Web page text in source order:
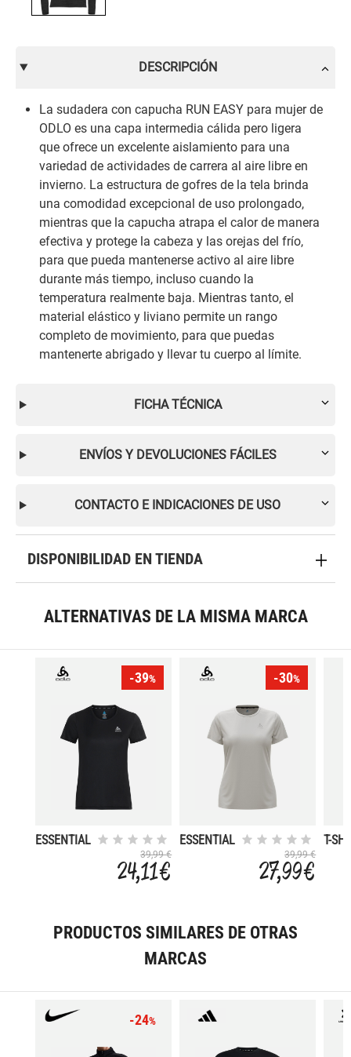
DESCRIPCIÓN
La sudadera con capucha RUN EASY para mujer de
ODLO es una capa intermedia cálida pero ligera
que ofrece un excelente aislamiento para una
variedad de actividades de carrera al aire libre en
invierno. La estructura de gofres de la tela brinda
una comodidad excepcional de uso prolongado,
mientras que la capucha atrapa el calor de manera
efectiva y protege la cabeza y las orejas del frío,
para que pueda mantenerse activo al aire libre
durante más tiempo, incluso cuando la
temperatura realmente baja. Mientras tanto, el
material elástico y liviano permite un rango
completo de movimiento, para que puedas
mantenerte abrigado y llevar tu cuerpo al límite.
FICHA TÉCNICA
ENVÍOS Y DEVOLUCIONES FÁCILES
CONTACTO E INDICACIONES DE USO
DISPONIBILIDAD EN TIENDA
ALTERNATIVAS DE LA MISMA MARCA
-39%
ESSENTIAL
39,99 €
24,11 €
-30%
ESSENTIAL
39,99 €
27,99 €
T-
PRODUCTOS SIMILARES DE OTRAS
MARCAS
-24%